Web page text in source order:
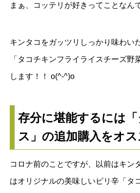
まぁ、コッテリが好きってことなん
キンタコをガッツリしっかり味わい
「タコチキンフライライスチーズ野
します！！ o(^-^)o
存分に堪能するには
ス」の追加購入をオス
コロナ前のことですが、以前はキン
はオリジナルの美味しいピリ辛「タ